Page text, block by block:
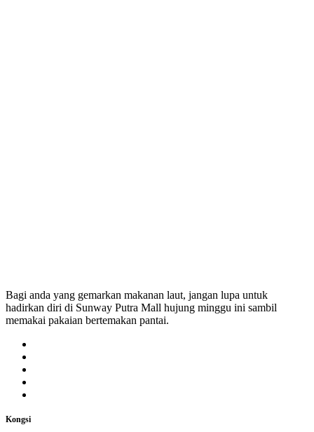
Bagi anda yang gemarkan makanan laut, jangan lupa untuk
hadirkan diri di Sunway Putra Mall hujung minggu ini sambil
memakai pakaian bertemakan pantai.
Kongsi